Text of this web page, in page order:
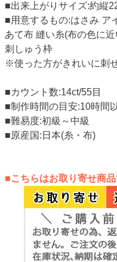
■出来上がりサイズ:約縦
■用意するもの:はさみ ア
あて布 縫い糸(布の色に
刺しゅう枠
※使った方がきれいに刺
■カウント数:14ct/55目
■制作時間の目安:10時間
■難易度:初級～中級
■原産国:日本(糸・布)
■こちらはお取り寄せ商品